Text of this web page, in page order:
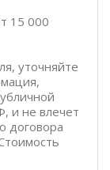
15 000
уточняйте
и не влечет
договора